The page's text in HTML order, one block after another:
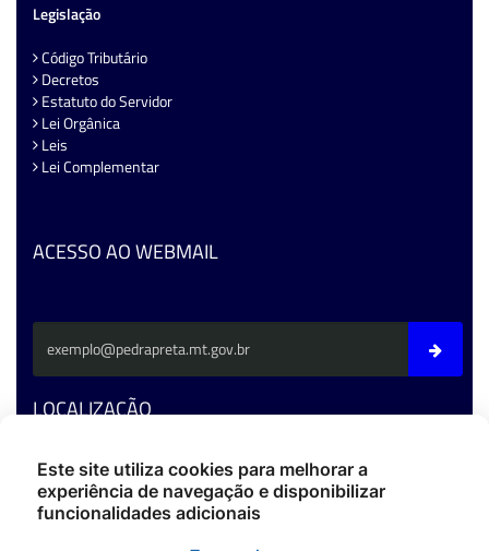
Legislação
Código Tributário
Decretos
Estatuto do Servidor
Lei Orgânica
Leis
Lei Complementar
ACESSO AO WEBMAIL
LOCALIZAÇÃO
Av. Fernando C. Da Costa - CEP: 78795-000 - Pedra Preta/MT
Fone: (66) 3486-4400
ouvidoria@pedrapreta.mt.gov.br
Este site utiliza cookies para melhorar a
experiência de navegação e disponibilizar
funcionalidades adicionais